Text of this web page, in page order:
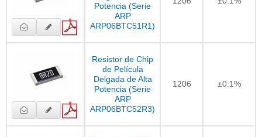
Potencia (Serie
ARP
ARP06BTC51R1)
Resistor de Chip
de Película
Delgada de Alta
Potencia (Serie
ARP
ARP06BTC52R3)
1206 ±0.1%